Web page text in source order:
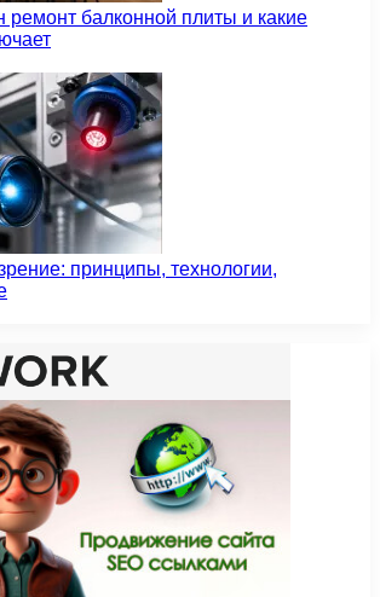
ремонт балконной плиты и какие
принципы, технологии,